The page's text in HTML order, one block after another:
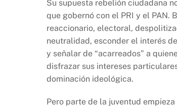
Su supuesta rebelión ciudadana
que gobernó con el PRI y el
reaccionario, electoral,
neutralidad, esconder el interés
y señalar de “acarreados” a
disfrazar sus intereses
dominación ideológica.
Pero parte de la juventud